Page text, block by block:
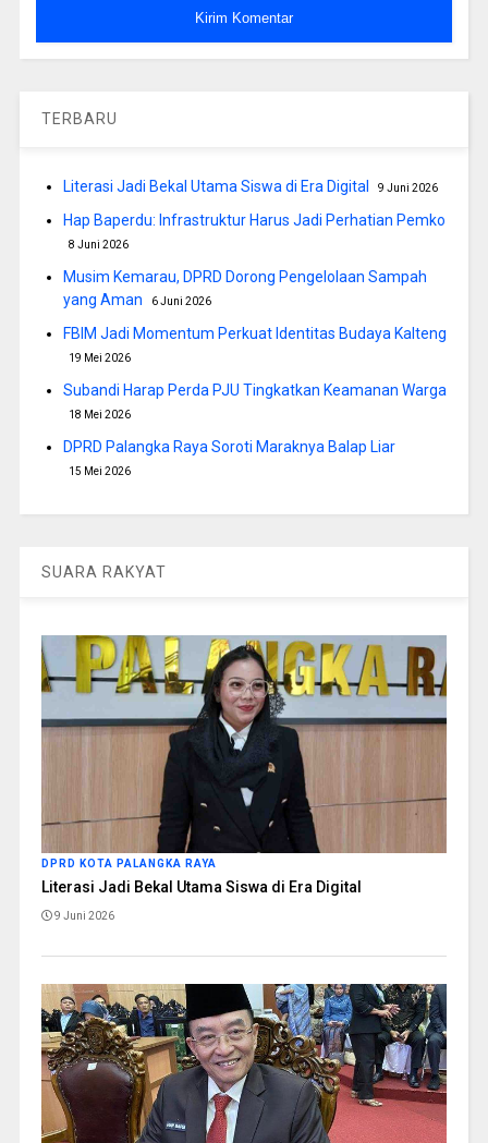
TERBARU
Literasi Jadi Bekal Utama Siswa di Era Digital 9 Juni 2026
Hap Baperdu: Infrastruktur Harus Jadi Perhatian Pemko
8 Juni 2026
Musim Kemarau, DPRD Dorong Pengelolaan Sampah
yang Aman
6 Juni 2026
FBIM Jadi Momentum Perkuat Identitas Budaya Kalteng
19 Mei 2026
Subandi Harap Perda PJU Tingkatkan Keamanan Warga
18 Mei 2026
DPRD Palangka Raya Soroti Maraknya Balap Liar
15 Mei 2026
SUARA RAKYAT
DPRD KOTA PALANGKA RAYA
Literasi Jadi Bekal Utama Siswa di Era Digital
9 Juni 2026